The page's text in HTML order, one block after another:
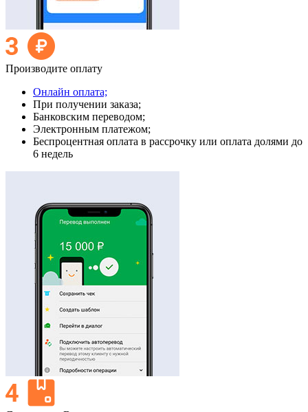
Производите оплату
Онлайн оплата;
При получении заказа;
Банковским переводом;
Электронным платежом;
Беспроцентная оплата в рассрочку или оплата долями до
6 недель